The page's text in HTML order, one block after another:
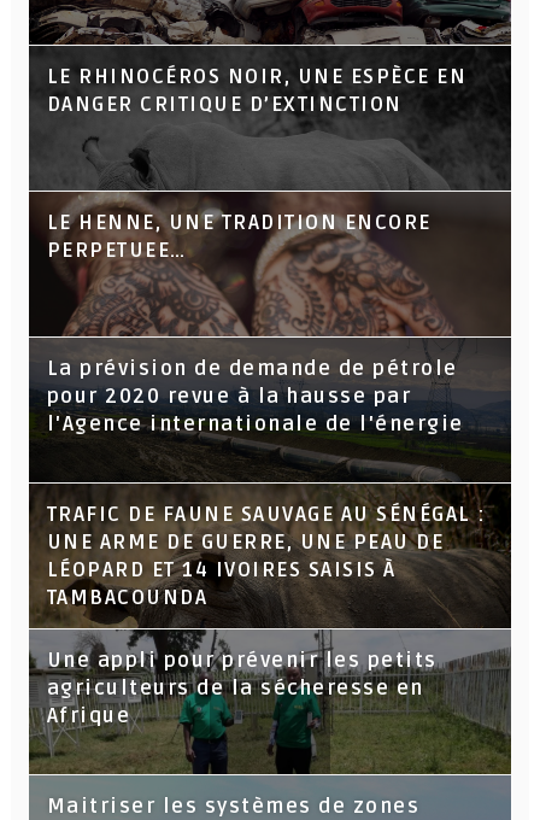
LE RHINOCÉROS NOIR, UNE ESPÈCE EN
DANGER CRITIQUE D’EXTINCTION
LE HENNE, UNE TRADITION ENCORE
PERPETUEE…
La prévision de demande de pétrole
pour 2020 revue à la hausse par
l'Agence internationale de l'énergie
TRAFIC DE FAUNE SAUVAGE AU SÉNÉGAL :
UNE ARME DE GUERRE, UNE PEAU DE
LÉOPARD ET 14 IVOIRES SAISIS À
TAMBACOUNDA
Une appli pour prévenir les petits
agriculteurs de la sécheresse en
Afrique
Maitriser les systèmes de zones